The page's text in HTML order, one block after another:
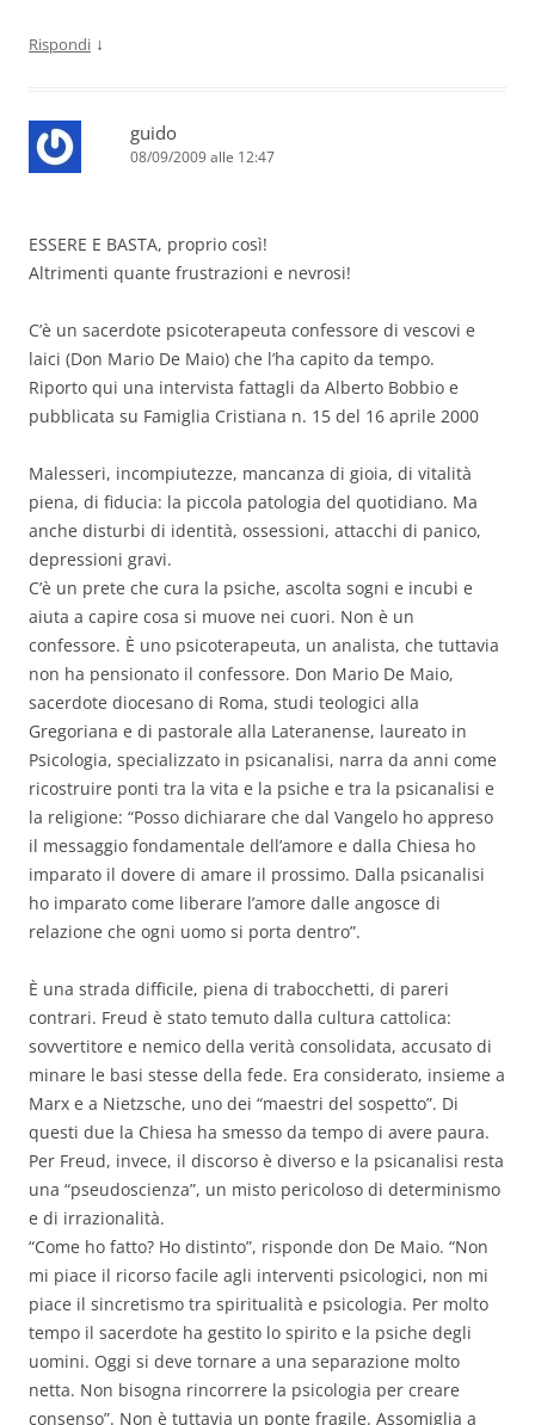
Rispondi ↓
guido
08/09/2009 alle 12:47
ESSERE E BASTA, proprio così!
Altrimenti quante frustrazioni e nevrosi!
C’è un sacerdote psicoterapeuta confessore di vescovi e
laici (Don Mario De Maio) che l’ha capito da tempo.
Riporto qui una intervista fattagli da Alberto Bobbio e
pubblicata su Famiglia Cristiana n. 15 del 16 aprile 2000
Malesseri, incompiutezze, mancanza di gioia, di vitalità
piena, di fiducia: la piccola patologia del quotidiano. Ma
anche disturbi di identità, ossessioni, attacchi di panico,
depressioni gravi.
C’è un prete che cura la psiche, ascolta sogni e incubi e
aiuta a capire cosa si muove nei cuori. Non è un
confessore. È uno psicoterapeuta, un analista, che tuttavia
non ha pensionato il confessore. Don Mario De Maio,
sacerdote diocesano di Roma, studi teologici alla
Gregoriana e di pastorale alla Lateranense, laureato in
Psicologia, specializzato in psicanalisi, narra da anni come
ricostruire ponti tra la vita e la psiche e tra la psicanalisi e
la religione: “Posso dichiarare che dal Vangelo ho appreso
il messaggio fondamentale dell’amore e dalla Chiesa ho
imparato il dovere di amare il prossimo. Dalla psicanalisi
ho imparato come liberare l’amore dalle angosce di
relazione che ogni uomo si porta dentro”.
È una strada difficile, piena di trabocchetti, di pareri
contrari. Freud è stato temuto dalla cultura cattolica:
sovvertitore e nemico della verità consolidata, accusato di
minare le basi stesse della fede. Era considerato, insieme a
Marx e a Nietzsche, uno dei “maestri del sospetto”. Di
questi due la Chiesa ha smesso da tempo di avere paura.
Per Freud, invece, il discorso è diverso e la psicanalisi resta
una “pseudoscienza”, un misto pericoloso di determinismo
e di irrazionalità.
“Come ho fatto? Ho distinto”, risponde don De Maio. “Non
mi piace il ricorso facile agli interventi psicologici, non mi
piace il sincretismo tra spiritualità e psicologia. Per molto
tempo il sacerdote ha gestito lo spirito e la psiche degli
uomini. Oggi si deve tornare a una separazione molto
netta. Non bisogna rincorrere la psicologia per creare
consenso”. Non è tuttavia un ponte fragile. Assomiglia a